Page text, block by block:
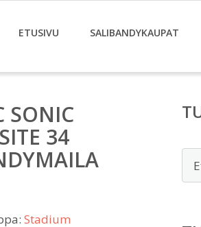
ETUSIVU SALIBANDYKAUPAT
SONIC
34
Stadium